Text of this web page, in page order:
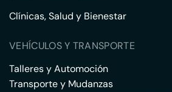
Clínicas, Salud y Bienestar
VEHÍCULOS Y TRANSPORTE
Talleres y Automoción
Transporte y Mudanzas